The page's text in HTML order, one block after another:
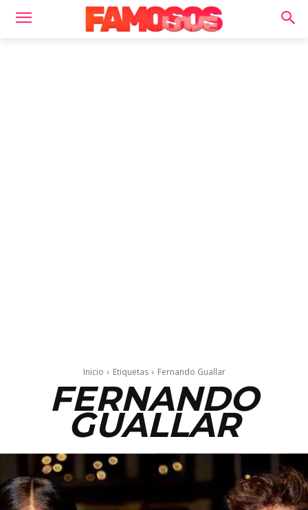
Inicio Etiquetas Fernando Guallar
FERNANDO
GUALLAR